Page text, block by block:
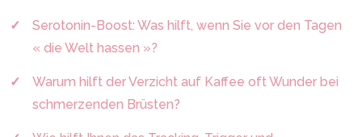
Serotonin-Boost: Was hilft, wenn Sie vor den Tagen
« die Welt hassen »?
Warum hilft der Verzicht auf Kaffee oft Wunder bei
schmerzenden Brüsten?